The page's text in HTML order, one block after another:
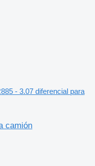
- 3.07 diferencial para
camión